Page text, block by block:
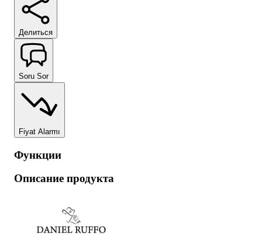
Делиться
Soru Sor
Fiyat Alarmı
Функции
Описание продукта